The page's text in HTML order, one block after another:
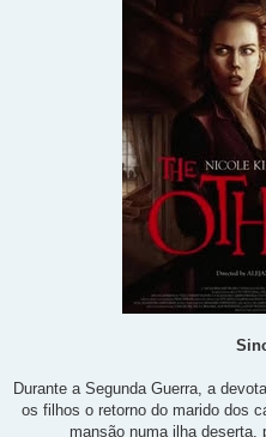
Durante a Segunda Guerra, a
os filhos o retorno do marido dos
mansão numa ilha deserta,